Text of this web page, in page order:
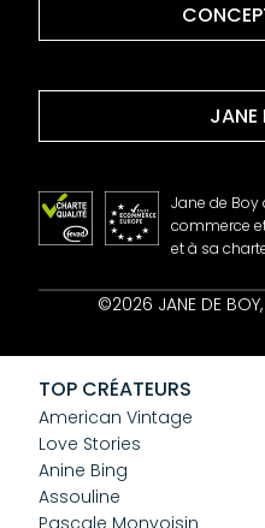
JANE
Contact
CGV
Confidentialité
Cookies
Jane de Boy
commerce
et à sa
©2026 JANE DE
TOP CRÉATEURS
American Vintage
Love Stories
Anine Bing
Assouline